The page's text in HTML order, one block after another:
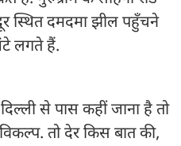
स्थित दमदमा झील पहुँचने
लगते हैं.
से पास कहीं जाना है तो
तो देर किस बात की,